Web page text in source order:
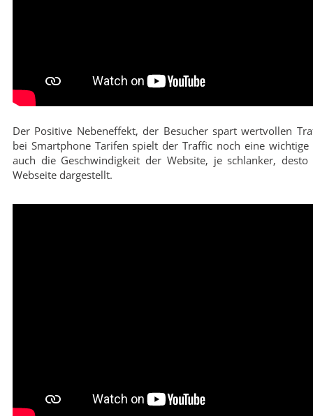
Der Positive Nebeneffekt, der Besucher spart wertvollen
bei Smartphone Tarifen spielt der Traffic noch eine
auch die Geschwindigkeit der Website, je schlanker,
Webseite dargestellt.